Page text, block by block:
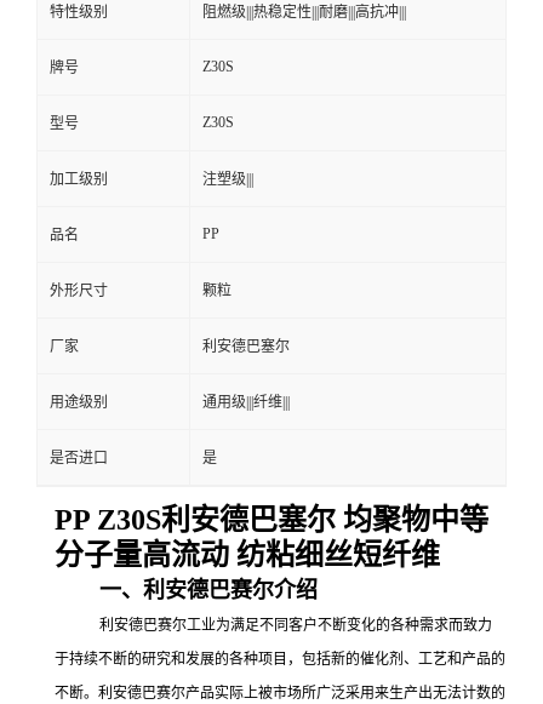
特性级别 阻燃级|||热稳定性|||耐磨|||高抗冲|||
牌号 Z30S
型号 Z30S
加工级别 注塑级|||
品名 PP
外形尺寸 颗粒
厂家 利安德巴塞尔
用途级别 通用级|||纤维|||
是否进口 是
PP Z30S利安德巴塞尔 均聚物中等
分子量高流动 纺粘细丝短纤维
一、利安德巴赛尔介绍
利安德巴赛尔工业为满足不同客户不断变化的各种需求而致力
于持续不断的研究和发展的各种项目，包括新的催化剂、工艺和产品的
不断。利安德巴赛尔产品实际上被市场所广泛采用来生产出无法计数的